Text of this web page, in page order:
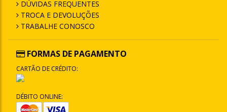
DÚVIDAS FREQUENTES
TROCA E DEVOLUÇÕES
TRABALHE CONOSCO
FORMAS DE PAGAMENTO
CARTÃO DE CRÉDITO:
DÉBITO ONLINE: